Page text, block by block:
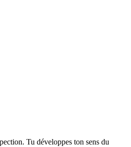
Tu développes ton sens du